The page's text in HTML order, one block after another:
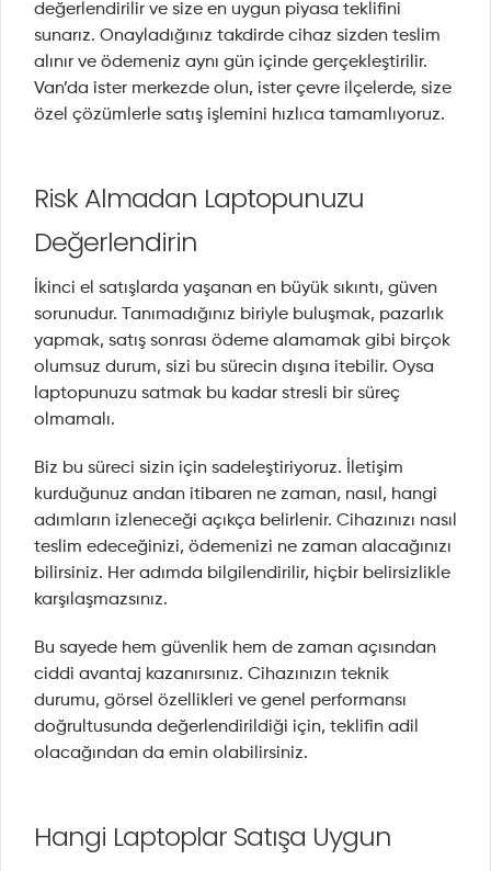
değerlendirilir ve size en uygun piyasa teklifini
sunarız. Onayladığınız takdirde cihaz sizden teslim
alınır ve ödemeniz aynı gün içinde gerçekleştirilir.
Van’da ister merkezde olun, ister çevre ilçelerde, size
özel çözümlerle satış işlemini hızlıca tamamlıyoruz.
Risk Almadan Laptopunuzu
Değerlendirin
İkinci el satışlarda yaşanan en büyük sıkıntı, güven
sorunudur. Tanımadığınız biriyle buluşmak, pazarlık
yapmak, satış sonrası ödeme alamamak gibi birçok
olumsuz durum, sizi bu sürecin dışına itebilir. Oysa
laptopunuzu satmak bu kadar stresli bir süreç
olmamalı.
Biz bu süreci sizin için sadeleştiriyoruz. İletişim
kurduğunuz andan itibaren ne zaman, nasıl, hangi
adımların izleneceği açıkça belirlenir. Cihazınızı nasıl
teslim edeceğinizi, ödemenizi ne zaman alacağınızı
bilirsiniz. Her adımda bilgilendirilir, hiçbir belirsizlikle
karşılaşmazsınız.
Bu sayede hem güvenlik hem de zaman açısından
ciddi avantaj kazanırsınız. Cihazınızın teknik
durumu, görsel özellikleri ve genel performansı
doğrultusunda değerlendirildiği için, teklifin adil
olacağından da emin olabilirsiniz.
Hangi Laptoplar Satışa Uygun